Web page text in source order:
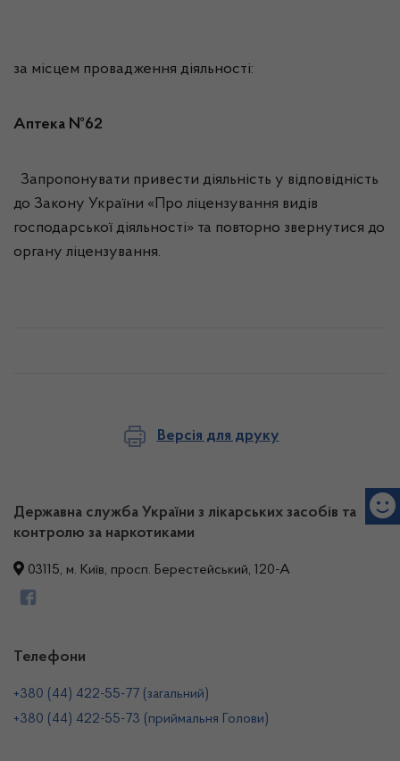
за місцем провадження діяльності:
Аптека №62
Запропонувати привести діяльність у відповідність
до Закону України «Про ліцензування видів
господарської діяльності» та повторно звернутися до
органу ліцензування.
Версія для друку
Державна служба України з лікарських засобів та
контролю за наркотиками
03115, м. Київ, просп. Берестейський, 120-А
Телефони
+380 (44) 422-55-77 (загальний)
+380 (44) 422-55-73 (приймальня Голови)